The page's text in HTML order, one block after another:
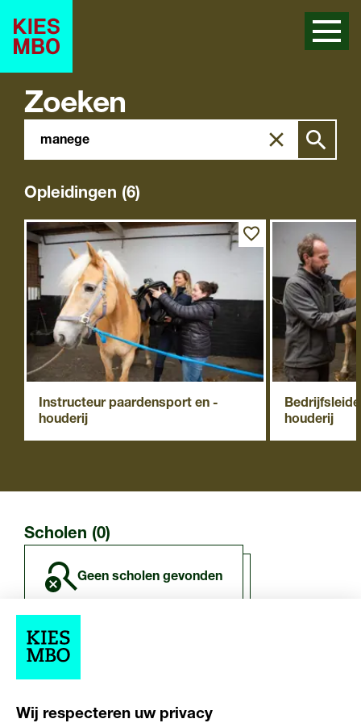
Zoeken
site
Opleidingen (6)
Instructeur paardensport en -
houderij
houderij
Scholen (0)
geen scholen gevonden
Wij respecteren uw privacy